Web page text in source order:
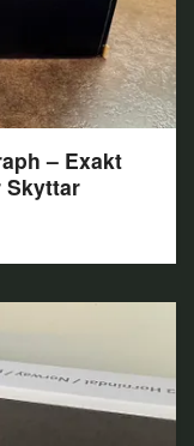
– Exakt
Skyttar